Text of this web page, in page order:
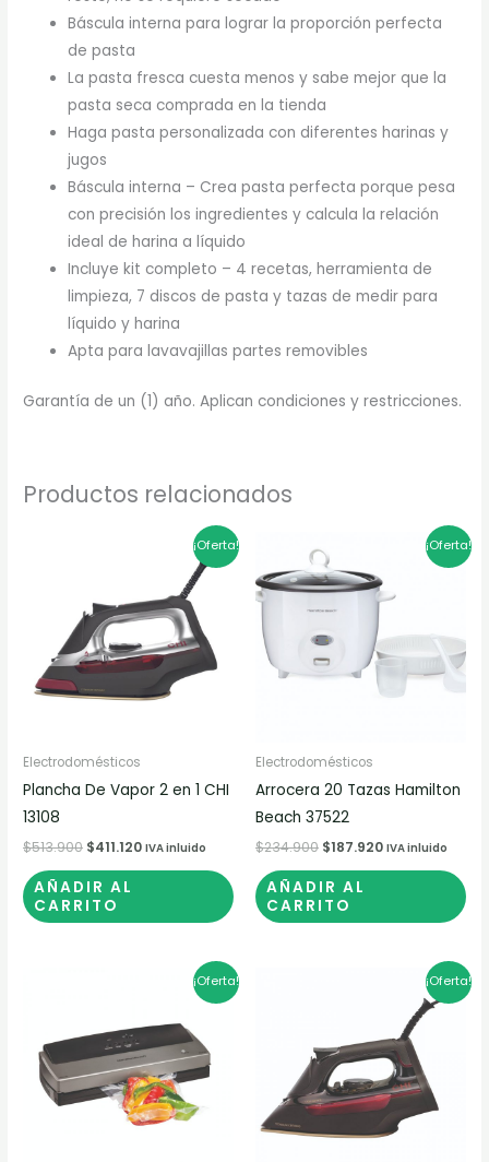
Báscula interna para lograr la proporción perfecta
de pasta
La pasta fresca cuesta menos y sabe mejor que la
pasta seca comprada en la tienda
Haga pasta personalizada con diferentes harinas y
jugos
Báscula interna – Crea pasta perfecta porque pesa
con precisión los ingredientes y calcula la relación
ideal de harina a líquido
Incluye kit completo – 4 recetas, herramienta de
limpieza, 7 discos de pasta y tazas de medir para
líquido y harina
Apta para lavavajillas partes removibles
Garantía de un (1) año. Aplican condiciones y restricciones.
Productos relacionados
¡Oferta!
Electrodomésticos
Plancha De Vapor 2 en 1 CHI
13108
$513.900
$513.900.
$411.120
actual
$411.120.
IVA inluido
AÑADIR AL
CARRITO
¡Oferta!
Electrodomésticos
Arrocera 20 Tazas Hamilton
Beach 37522
$234.900
precio
original
era:
$234.900.
$187.920
precio
es:
IVA inluido
AÑADIR AL
CARRITO
¡Oferta!
era:
$569.900.
precio
es:
$455.920.
¡Oferta!
$399.000.
precio
actual
$319.200.